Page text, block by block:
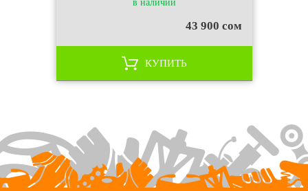
в наличии
43 900 сом
КУПИТЬ